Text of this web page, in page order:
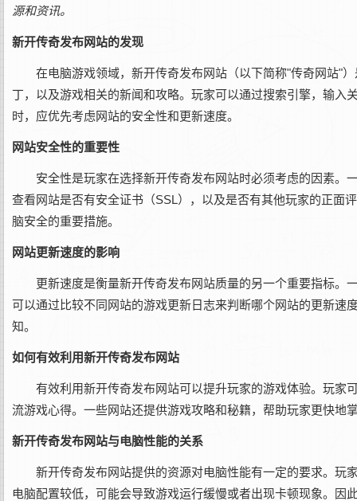
源和资讯。
新开传奇发布网站的发现
在电脑游戏领域，新开传奇发布网站（以下简称"传奇网站"
丁，以及游戏相关的新闻和攻略。玩家可以通过搜索引擎，输入
时，应优先考虑网站的安全性和更新速度。
网站安全性的重要性
安全性是玩家在选择新开传奇发布网站时必须考虑的因素。
查看网站是否有安全证书（SSL），以及是否有其他玩家的正面
脑安全的重要措施。
网站更新速度的影响
更新速度是衡量新开传奇发布网站质量的另一个重要指标。
可以通过比较不同网站的游戏更新日志来判断哪个网站的更新速
知。
如何有效利用新开传奇发布网站
有效利用新开传奇发布网站可以提升玩家的游戏体验。玩家
流游戏心得。一些网站还提供游戏攻略和秘籍，帮助玩家更快地
新开传奇发布网站与电脑性能的关系
新开传奇发布网站提供的资源对电脑性能有一定的要求。玩
电脑配置较低，可能会导致游戏运行缓慢或者出现卡顿现象。